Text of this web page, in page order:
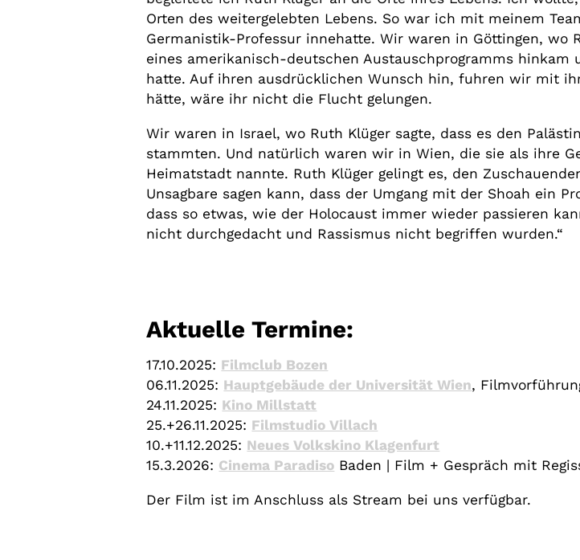
Orten des weitergelebten Lebens. So war ich mit meinem
Germanistik-Professur innehatte. Wir waren in Göttingen, wo
eines amerikanisch-deutschen Austauschprogramms hinkam
hatte. Auf ihren ausdrücklichen Wunsch hin, fuhren wir mit
hätte, wäre ihr nicht die Flucht gelungen.
Wir waren in Israel, wo Ruth Klüger sagte, dass es den
stammten. Und natürlich waren wir in Wien, die sie als ihre
Heimatstadt nannte. Ruth Klüger gelingt es, den
Unsagbare sagen kann, dass der Umgang mit der Shoah ein
dass so etwas, wie der Holocaust immer wieder passieren
nicht durchgedacht und Rassismus nicht begriffen wurden.“
Aktuelle Termine:
17.10.2025: Filmclub Bozen
06.11.2025: Hauptgebäude der Universität Wien,
24.11.2025: Kino Millstatt
25.+26.11.2025: Filmstudio Villach
10.+11.12.2025: Neues Volkskino Klagenfurt
15.3.2026: Cinema Paradiso Baden | Film + Gespräch mit
Der Film ist im Anschluss als Stream bei uns verfügbar.